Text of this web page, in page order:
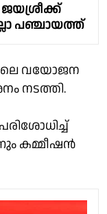
പഞ്ചായത്ത്
വയോജന
നടത്തി.
കമ്മീഷൻ